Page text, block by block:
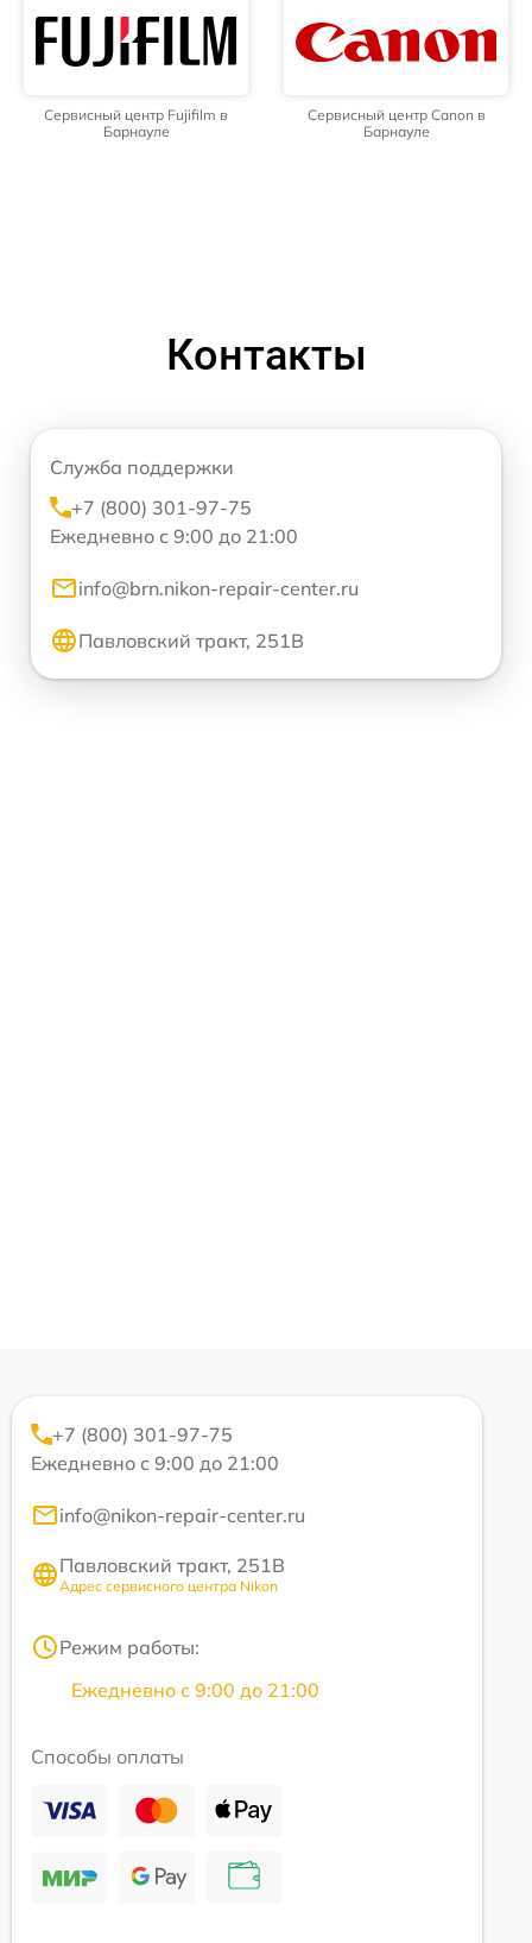
Сервисный центр Fujifilm в
Барнауле
Сервисный центр Canon в
Барнауле
Контакты
Служба поддержки
+7 (800) 301-97-75
Ежедневно с 9:00 до 21:00
info@brn.nikon-repair-center.ru
Павловский тракт, 251В
+7 (800) 301-97-75
Ежедневно с 9:00 до 21:00
info@nikon-repair-center.ru
Павловский тракт, 251В
Адрес сервисного центра Nikon
Режим работы:
Ежедневно с 9:00 до 21:00
Способы оплаты